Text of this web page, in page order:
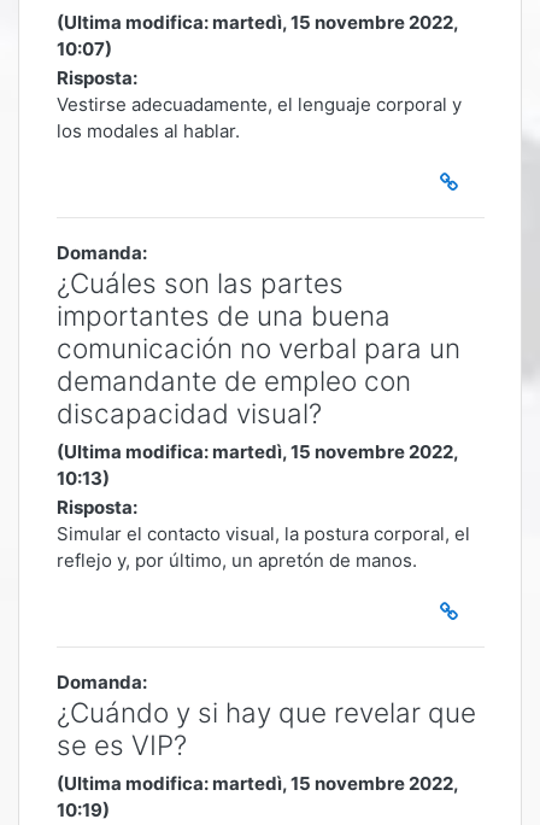
(Ultima modifica: martedì, 15 novembre 2022,
10:07)
Risposta:
Vestirse adecuadamente, el lenguaje corporal y
los modales al hablar.
Domanda:
¿Cuáles son las partes
importantes de una buena
comunicación no verbal para un
demandante de empleo con
discapacidad visual?
(Ultima modifica: martedì, 15 novembre 2022,
10:13)
Risposta:
Simular el contacto visual, la postura corporal, el
reflejo y, por último, un apretón de manos.
Domanda:
¿Cuándo y si hay que revelar que
se es VIP?
(Ultima modifica: martedì, 15 novembre 2022,
10:19)